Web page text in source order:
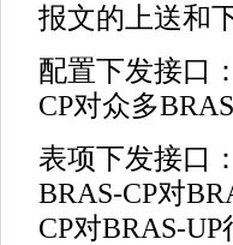
报文的上送和
配置下发接口
CP对众多
表项下发接口
BRAS-CP对
CP对BRAS-UP